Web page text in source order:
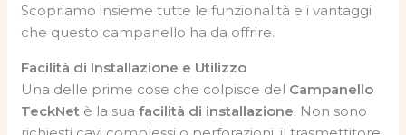
Scopriamo insieme tutte le funzionalità e i vantaggi
che questo campanello ha da offrire.
Facilità di Installazione e Utilizzo
Una delle prime cose che colpisce del Campanello
TeckNet è la suafacilità di installazione. Non sono